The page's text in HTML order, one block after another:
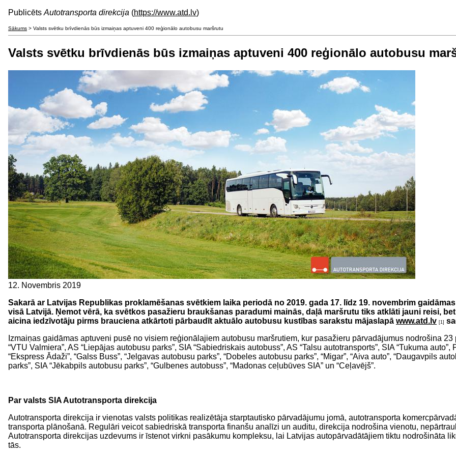
Publicēts Autotransporta direkcija (https://www.atd.lv)
Sākums > Valsts svētku brīvdienās būs izmaiņas aptuveni 400 reģionālo autobusu maršrutu
Valsts svētku brīvdienās būs izmaiņas aptuveni 400 reģionālo autobusu
12. Novembris 2019
Sakarā ar Latvijas Republikas proklamēšanas svētkiem laika periodā no 2019. gada 17. līdz 19. novembrim
visā Latvijā. Ņemot vērā, ka svētkos pasažieru braukšanas paradumi mainās, daļā maršrutu tiks atklāti jauni reisi,
aicina iedzīvotāju pirms brauciena atkārtoti pārbaudīt aktuālo autobusu kustības sarakstu mājaslapā www.atd.lv [1]
Izmaiņas gaidāmas aptuveni pusē no visiem reģionālajiem autobusu maršrutiem, kur pasažieru pārvadājumus nodrošina 23
“VTU Valmiera”, AS “Liepājas autobusu parks”, SIA “Sabiedriskais autobuss”, AS “Talsu autotransports”, SIA “Tukuma auto”,
“Ekspress Ādaži”, “Galss Buss”, “Jelgavas autobusu parks”, “Dobeles autobusu parks”, “Migar”, “Aiva auto”, “Daugavpils
parks”, SIA “Jēkabpils autobusu parks”, “Gulbenes autobuss”, “Madonas ceļubūves SIA” un “Ceļavējš”.
Par valsts SIA Autotransporta direkcija
Autotransporta direkcija ir vienotas valsts politikas realizētāja starptautisko pārvadājumu jomā, autotransporta
transporta plānošanā. Regulāri veicot sabiedriskā transporta finanšu analīzi un auditu, direkcija nodrošina vienotu,
Autotransporta direkcijas uzdevums ir īstenot virkni pasākumu kompleksu, lai Latvijas autopārvadātājiem tiktu nodrošināta
tās.